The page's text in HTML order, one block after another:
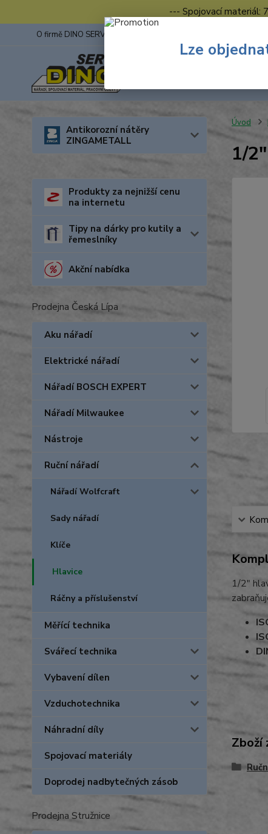
--- Spojovací materiál:
O firmě DINO SERVIS s.r.o.
Antikorozní nátěry
ZINGAMETALL
Produkty za nejnižší cenu
na internetu
Tipy na dárky pro kutily a
řemeslníky
Akční nabídka
Prodejna Česká Lípa
Aku nářadí
Elektrické nářadí
Nářadí BOSCH EXPERT
Nářadí Milwaukee
Nástroje
Ruční nářadí
Nářadí Wolfcraft
Sady nářadí
Klíče
Hlavice
Ráčny a příslušenství
Měřící technika
Svářecí technika
Vybavení dílen
Vzduchotechnika
Náhradní díly
Spojovací materiály
Doprodej nadbytečných zásob
Prodejna Stružnice
Úvod
1/
1/2"
Zboží
Lze